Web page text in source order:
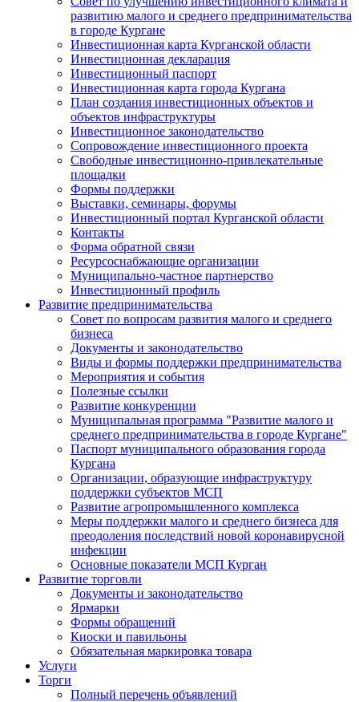
развитию малого и среднего предпринимательства
в городе Кургане
Инвестиционная карта Курганской области
Инвестиционная декларация
Инвестиционный паспорт
Инвестиционная карта города Кургана
План создания инвестиционных объектов и
объектов инфраструктуры
Инвестиционное законодательство
Сопровождение инвестиционного проекта
Свободные инвестиционно-привлекательные
площадки
Формы поддержки
Выставки, семинары, форумы
Инвестиционный портал Курганской области
Контакты
Форма обратной связи
Ресурсоснабжающие организации
Муниципально-частное партнерство
Инвестиционный профиль
Развитие предпринимательства
Совет по вопросам развития малого и среднего
бизнеса
Документы и законодательство
Виды и формы поддержки предпринимательства
Мероприятия и события
Полезные ссылки
Развитие конкуренции
Муниципальная программа "Развитие малого и
среднего предпринимательства в городе Кургане"
Паспорт муниципального образования города
Кургана
Организации, образующие инфраструктуру
поддержки субъектов МСП
Развитие агропромышленного комплекса
Меры поддержки малого и среднего бизнеса для
преодоления последствий новой коронавирусной
инфекции
Основные показатели МСП Курган
Развитие торговли
Документы и законодательство
Ярмарки
Формы обращений
Киоски и павильоны
Обязательная маркировка товара
Услуги
Торги
Полный перечень объявлений